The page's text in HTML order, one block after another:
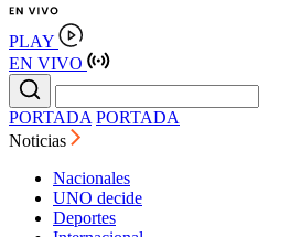
PLAY
EN VIVO
PORTADA PORTADA
Noticias
Nacionales
UNO decide
Deportes